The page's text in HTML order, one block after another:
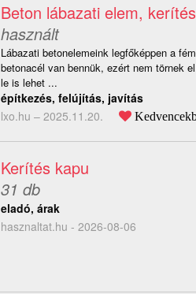
Beton lábazati elem,
használt
Lábazati betonelemeink legfőképpen a
betonacél van bennük, ezért nem törnek
le is lehet ...
építkezés, felújítás, javítás
lxo.hu – 2025.11.20.
Kerítés kapu
31 db
eladó, árak
hasznaltat.hu - 2026-08-06